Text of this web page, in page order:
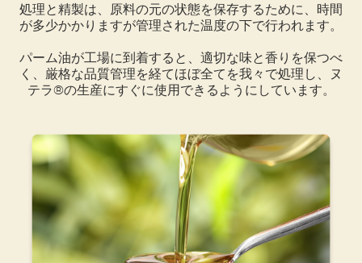
処理と精製は、原料の元の状態を保存するために、時間
が多少かかりますが管理された温度の下で行われます。
パーム油が工場に到着すると、適切な味と香りを保つべ
く、厳格な品質管理を経てほぼ全てを我々で処理し、ヌ
テラ®の生産にすぐに使用できるようにしています。